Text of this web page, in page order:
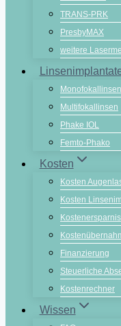
TRANS-PRK
PresbyMAX
weitere
Monofokallinsen
Multifokallinsen
Phake IOL
Femto-Phako
Kosten
Kosten
Kosten
Kostenersparnis
Finanzierung
Steuerliche
Kostenrechner
Wissen